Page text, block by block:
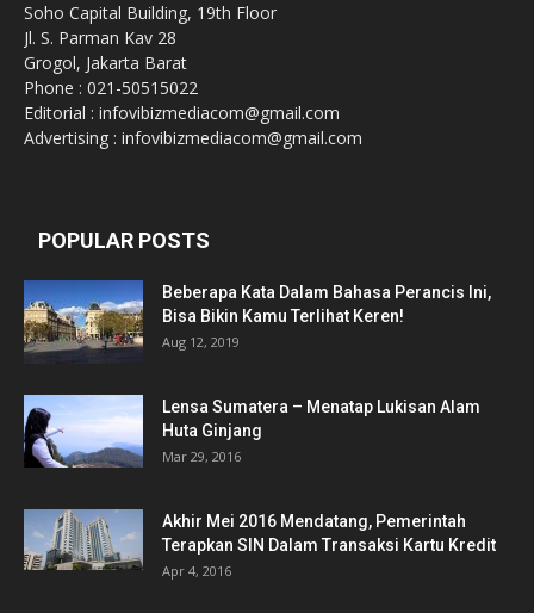
Soho Capital Building, 19th Floor
Jl. S. Parman Kav 28
Grogol, Jakarta Barat
Phone : 021-50515022
Editorial : infovibizmediacom@gmail.com
Advertising : infovibizmediacom@gmail.com
POPULAR POSTS
Beberapa Kata Dalam Bahasa Perancis Ini,
Bisa Bikin Kamu Terlihat Keren!
Aug 12, 2019
Lensa Sumatera – Menatap Lukisan Alam
Huta Ginjang
Mar 29, 2016
Akhir Mei 2016 Mendatang, Pemerintah
Terapkan SIN Dalam Transaksi Kartu Kredit
Apr 4, 2016